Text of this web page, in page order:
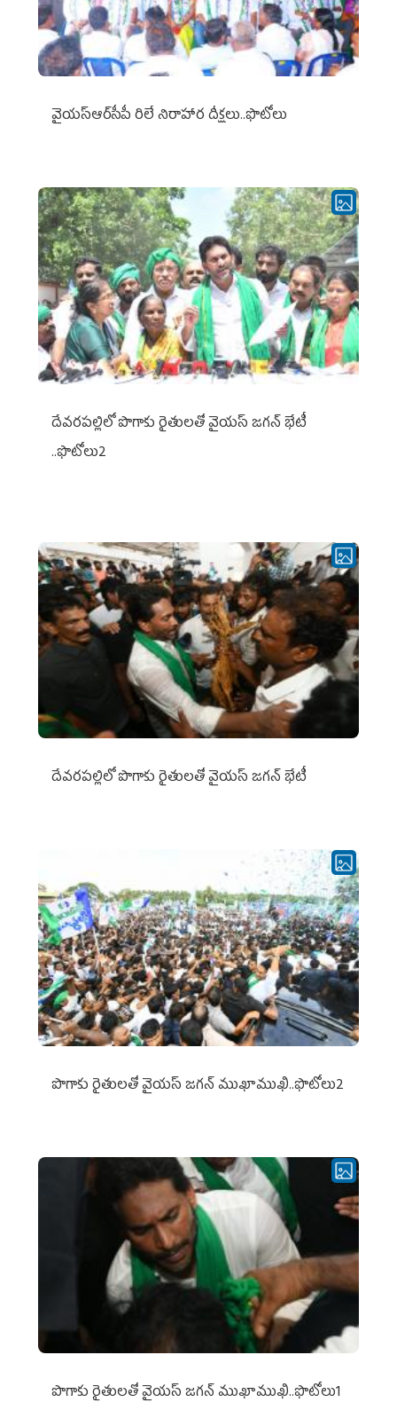
వైయ‌స్ఆర్‌సీపీ రిలే నిరాహార దీక్షలు..ఫొటోలు
దేవరపల్లిలో పొగాకు రైతులతో వైయస్ జగన్ భేటీ
..ఫొటోలు2
దేవరపల్లిలో పొగాకు రైతులతో వైయస్ జగన్ భేటీ
పొగాకు రైతుల‌తో వైయ‌స్ జ‌గ‌న్ ముఖాముఖి..ఫొటోలు2
పొగాకు రైతుల‌తో వైయ‌స్ జ‌గ‌న్ ముఖాముఖి..ఫొటోలు1